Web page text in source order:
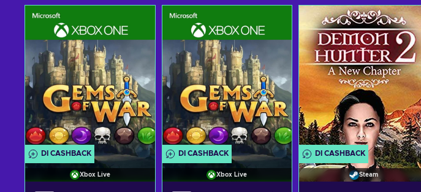
DI CASHBACK
Xbox Live
DI CASHBACK
Xbox Live
DI CASHBACK
Steam